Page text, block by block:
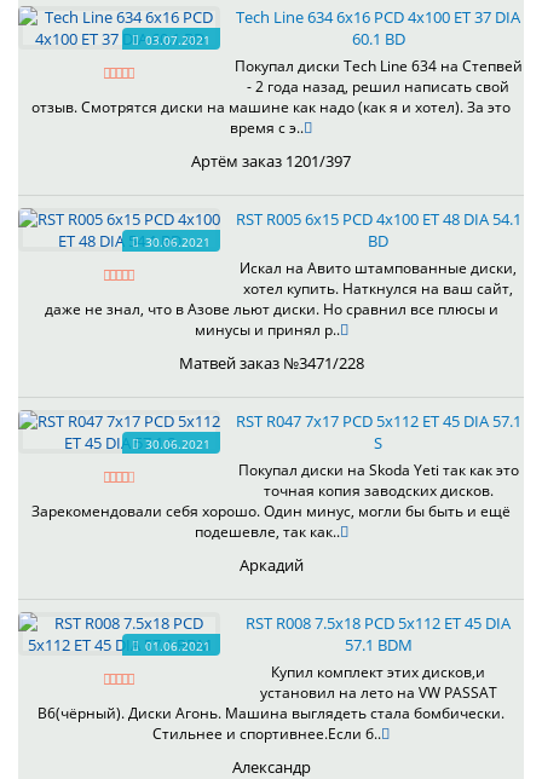
03.07.2021
Tech Line 634 6x16 PCD 4x100 ET 37 DIA
60.1 BD
Покупал диски Tech Line 634 на Степвей
- 2 года назад, решил написать свой
отзыв. Смотрятся диски на машине как надо (как я и хотел). За это
время с э..
Артём заказ 1201/397
30.06.2021
RST R005 6x15 PCD 4x100 ET 48 DIA 54.1
BD
Искал на Авито штампованные диски,
хотел купить. Наткнулся на ваш сайт,
даже не знал, что в Азове льют диски. Но сравнил все плюсы и
минусы и принял р..
Матвей заказ №3471/228
30.06.2021
RST R047 7x17 PCD 5x112 ET 45 DIA 57.1
S
Покупал диски на Skoda Yeti так как это
точная копия заводских дисков.
Зарекомендовали себя хорошо. Один минус, могли бы быть и ещё
подешевле, так как..
Аркадий
01.06.2021
RST R008 7.5x18 PCD 5x112 ET 45 DIA
57.1 BDM
Купил комплект этих дисков,и
установил на лето на VW PASSAT
B6(чёрный). Диски Агонь. Машина выглядеть стала бомбически.
Стильнее и спортивнее.Если б..
Александр